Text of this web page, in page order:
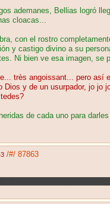
ademanes, Bellias logró
cloacas...
con el rostro
y castigo divino a su
Ni bien ve esa imagen, se
très angoissant... pero así
Dios y de un usurpador, jo jo
de cada uno para
/#/ 87863